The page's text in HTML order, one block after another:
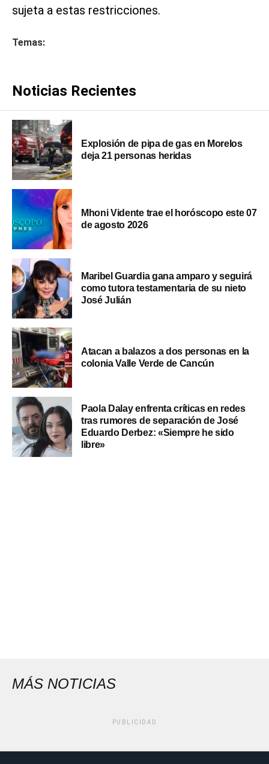
sujeta a estas restricciones.
Temas:
Noticias Recientes
Explosión de pipa de gas en Morelos
deja 21 personas heridas
Mhoni Vidente trae el horóscopo este 07
de agosto 2026
Maribel Guardia gana amparo y seguirá
como tutora testamentaria de su nieto
José Julián
Atacan a balazos a dos personas en la
colonia Valle Verde de Cancún
Paola Dalay enfrenta críticas en redes
tras rumores de separación de José
Eduardo Derbez: «Siempre he sido
libre»
MÁS NOTICIAS
PUBLICIDAD